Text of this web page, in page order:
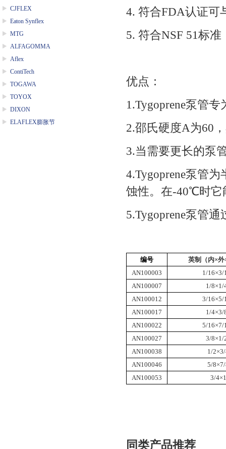
CJFLEX
Eaton Synflex
MTG
ALFAGOMMA
Aflex
ContiTech
TOGAWA
TOYOX
DIXON
ELAFLEX膨胀节
4. 符合FDA认证可
5. 符合NSF 51标准
优点：
1.Tygoprene泵管
2.邵氏硬度A为60
3.当需要更长的泵
4.Tygoprene泵管
蚀性。在-40℃时它
5.Tygoprene泵管
编号
英制（内×
AN100003
1/16×3/
AN100007
1/8×1/
AN100012
3/16×5/
AN100017
1/4×3/
AN100022 5/16×7/
AN100027
3/8×1/
AN100038
1/
AN100046
5/
AN100053 3/
同类产品推荐